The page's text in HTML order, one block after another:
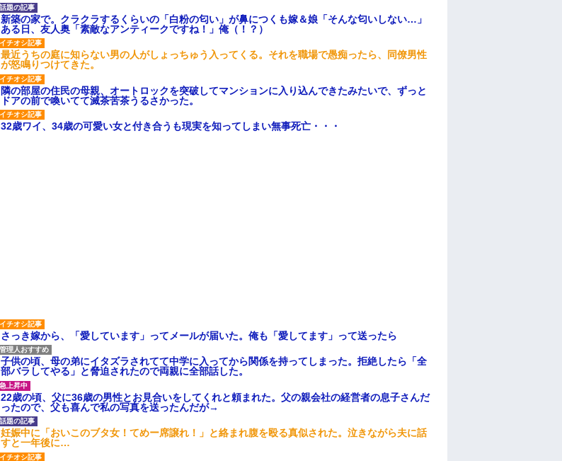
新築の家で。クラクラするくらいの「白粉の匂い」が鼻につくも嫁＆娘「そんな匂いしない…」
ある日、友人奥「素敵なアンティークですね！」俺（！？）
最近うちの庭に知らない男の人がしょっちゅう入ってくる。それを職場で愚痴ったら、同僚男性
が怒鳴りつけてきた。
隣の部屋の住民の母親、オートロックを突破してマンションに入り込んできたみたいで、ずっと
ドアの前で喚いてて滅茶苦茶うるさかった。
32歳ワイ、34歳の可愛い女と付き合うも現実を知ってしまい無事死亡・・・
さっき嫁から、「愛しています」ってメールが届いた。俺も「愛してます」って送ったら
子供の頃、母の弟にイタズラされてて中学に入ってから関係を持ってしまった。拒絶したら「全
部バラしてやる」と脅迫されたので両親に全部話した。
22歳の頃、父に36歳の男性とお見合いをしてくれと頼まれた。父の親会社の経営者の息子さんだ
ったので、父も喜んで私の写真を送ったんだが→
妊娠中に「おいこのブタ女！てめー席譲れ！」と絡まれ腹を殴る真似された。泣きながら夫に話
すと一年後に…